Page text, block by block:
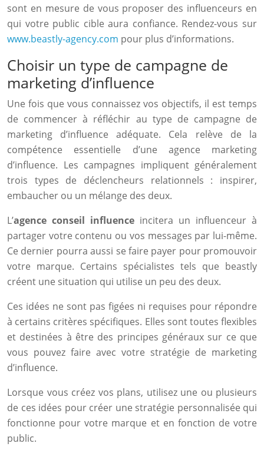
sont en mesure de vous proposer des influenceurs en
qui votre public cible aura confiance. Rendez-vous sur
www.beastly-agency.com pour plus d’informations.
Choisir un type de campagne de
marketing d’influence
Une fois que vous connaissez vos objectifs, il est temps
de commencer à réfléchir au type de campagne de
marketing d’influence adéquate. Cela relève de la
compétence essentielle d’une agence marketing
d’influence. Les campagnes impliquent généralement
trois types de déclencheurs relationnels : inspirer,
embaucher ou un mélange des deux.
L’agence conseil influence incitera un influenceur à
partager votre contenu ou vos messages par lui-même.
Ce dernier pourra aussi se faire payer pour promouvoir
votre marque. Certains spécialistes tels que beastly
créent une situation qui utilise un peu des deux.
Ces idées ne sont pas figées ni requises pour répondre
à certains critères spécifiques. Elles sont toutes flexibles
et destinées à être des principes généraux sur ce que
vous pouvez faire avec votre stratégie de marketing
d’influence.
Lorsque vous créez vos plans, utilisez une ou plusieurs
de ces idées pour créer une stratégie personnalisée qui
fonctionne pour votre marque et en fonction de votre
public.